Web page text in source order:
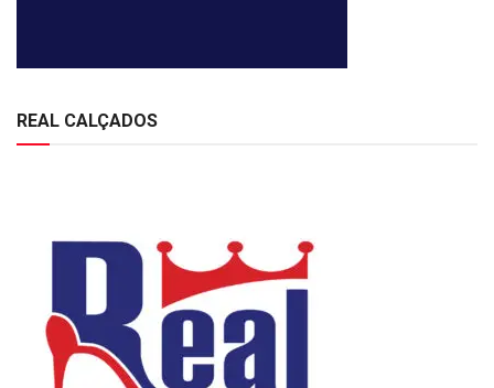
REAL CALÇADOS